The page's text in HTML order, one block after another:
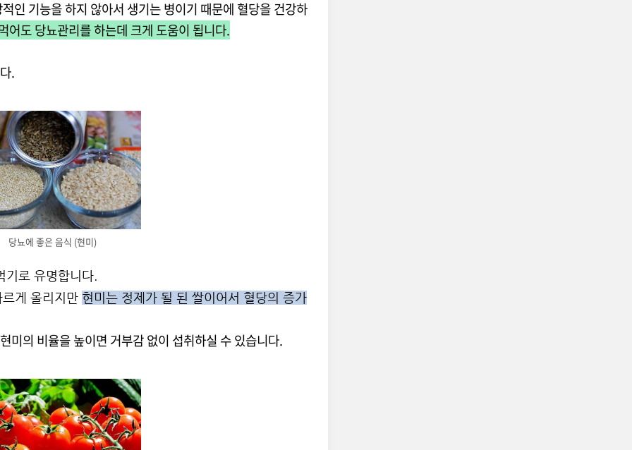
인 기능을 하지 않아서 생기는 병이기 때문에 혈당을 건강하
어도 당뇨관리를 하는데 크게 도움이 됩니다.
.
당뇨에 좋은 음식 (현미)
기로 유명합니다.
게 올리지만 현미는 정제가 될 된 쌀이어서 혈당의 증가
미의 비율을 높이면 거부감 없이 섭취하실 수 있습니다.